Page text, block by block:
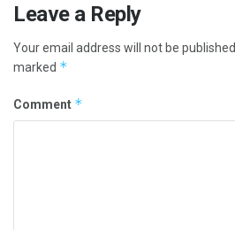
Leave a Reply
Your email address will not be published.
marked *
Comment *